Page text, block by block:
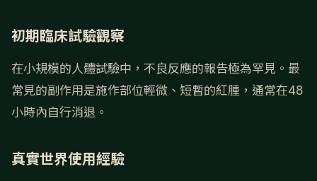
初期臨床試驗觀察
在小規模的人體試驗中，不良反應的報告極為罕見。最
常見的副作用是施作部位輕微、短暫的紅腫，通常在48
小時內自行消退。
真實世界使用經驗